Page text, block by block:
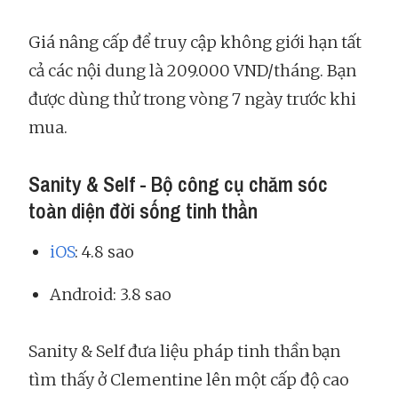
Giá nâng cấp để truy cập không giới hạn tất
cả các nội dung là 209.000 VND/tháng. Bạn
được dùng thử trong vòng 7 ngày trước khi
mua.
Sanity & Self - Bộ công cụ chăm sóc
toàn diện đời sống tinh thần
iOS: 4.8 sao
Android: 3.8 sao
Sanity & Self đưa liệu pháp tinh thần bạn
tìm thấy ở Clementine lên một cấp độ cao